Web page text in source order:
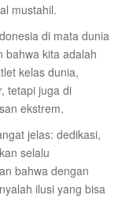
mustahil.
di mata dunia
bahwa kita adalah
kelas dunia,
tetapi juga di
ekstrem.
jelas: dedikasi,
selalu
bahwa dengan
ilusi yang bisa